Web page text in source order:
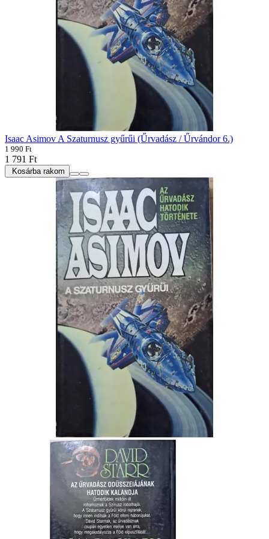
Isaac Asimov A Szaturnusz gyűrűi (Űrvadász / Űrvándor 6.)
1 990 Ft
1 791 Ft
Kosárba rakom